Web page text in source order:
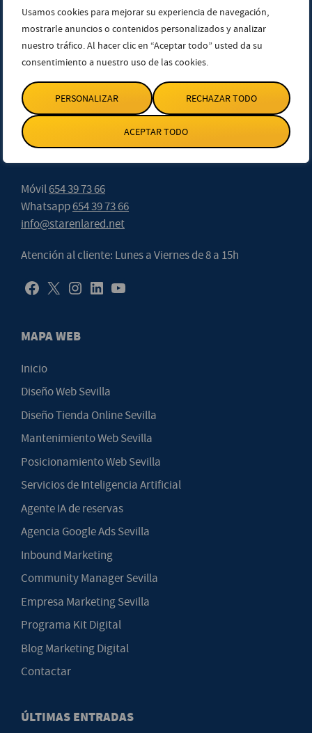
Usamos cookies para mejorar su experiencia de navegación,
mostrarle anuncios o contenidos personalizados y analizar
nuestro tráfico. Al hacer clic en “Aceptar todo” usted da su
consentimiento a nuestro uso de las cookies.
PERSONALIZAR RECHAZAR TODO
ACEPTAR TODO
Av. de Menéndez Pelayo 18, 1ª Plta. 41004. Sevilla.
Teléfono955 22 12 20
Madrid
Calle Velázquez 27. 1ª Ext. Izda. 28001. Madrid.
Móvil654 39 73 66
Whatsapp654 39 73 66
info@starenlared.net
Atención al cliente: Lunes a Viernes de 8 a 15h
MAPA WEB
Inicio
Diseño Web Sevilla
Diseño Tienda Online Sevilla
Mantenimiento Web Sevilla
Posicionamiento Web Sevilla
Servicios de Inteligencia Artificial
Agente IA de reservas
Agencia Google Ads Sevilla
Inbound Marketing
Community Manager Sevilla
Empresa Marketing Sevilla
Programa Kit Digital
Blog Marketing Digital
Contactar
ÚLTIMAS ENTRADAS